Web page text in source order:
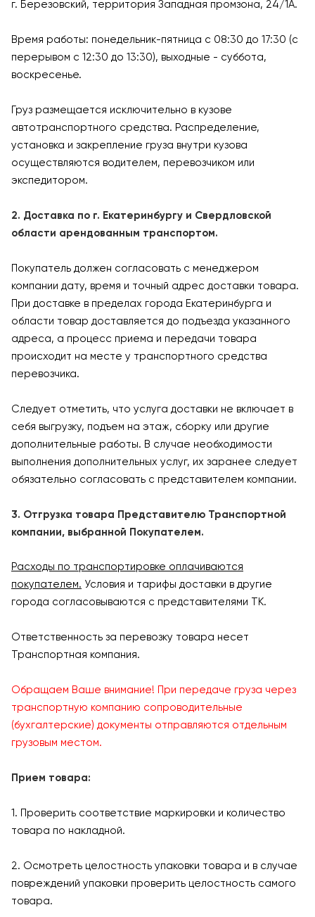
г. Березовский, территория Западная промзона, 24/1А.
Время работы: понедельник-пятница с 08:30 до 17:30 (с
перерывом с 12:30 до 13:30), выходные - суббота,
воскресенье.
Груз размещается исключительно в кузове
автотранспортного средства. Распределение,
установка и закрепление груза внутри кузова
осуществляются водителем, перевозчиком или
экспедитором.
2. Доставка по г. Екатеринбургу и Свердловской
области арендованным транспортом.
Покупатель должен согласовать с менеджером
компании дату, время и точный адрес доставки товара.
При доставке в пределах города Екатеринбурга и
области товар доставляется до подъезда указанного
адреса, а процесс приема и передачи товара
происходит на месте у транспортного средства
перевозчика.
Следует отметить, что услуга доставки не включает в
себя выгрузку, подъем на этаж, сборку или другие
дополнительные работы. В случае необходимости
выполнения дополнительных услуг, их заранее следует
обязательно согласовать с представителем компании.
3. Отгрузка товара Представителю Транспортной
компании, выбранной Покупателем.
Расходы по транспортировке оплачиваются
покупателем. Условия и тарифы доставки в другие
города согласовываются с представителями ТК.
Ответственность за перевозку товара несет
Транспортная компания.
Обращаем Ваше внимание! При передаче груза через
транспортную компанию сопроводительные
(бухгалтерские) документы отправляются отдельным
грузовым местом.
Прием товара:
1. Проверить соответствие маркировки и количество
товара по накладной.
2. Осмотреть целостность упаковки товара и в случае
повреждений упаковки проверить целостность самого
товара.